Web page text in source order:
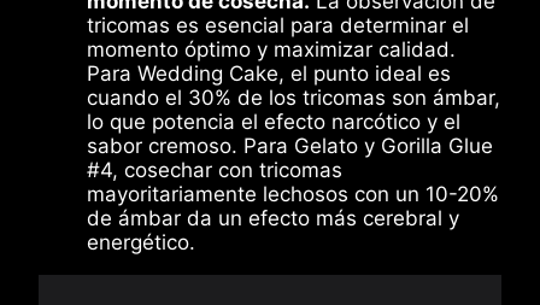
tricomas es esencial para determinar el
momento óptimo y maximizar calidad.
Para Wedding Cake, el punto ideal es
cuando el 30% de los tricomas son ámbar,
lo que potencia el efecto narcótico y el
sabor cremoso. Para Gelato y Gorilla Glue
#4, cosechar con tricomas
mayoritariamente lechosos con un 10-20%
de ámbar da un efecto más cerebral y
energético.